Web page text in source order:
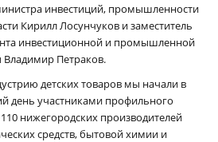
инвестиций, промышленности
Кирилл Лосунчуков и заместитель
инвестиционной и промышленной
Петраков.
детских товаров мы начали в
день участниками профильного
нижегородских производителей
средств, бытовой химии и